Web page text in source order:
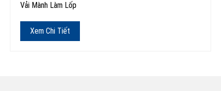
Vải Mành Làm Lốp
Xem Chi Tiết